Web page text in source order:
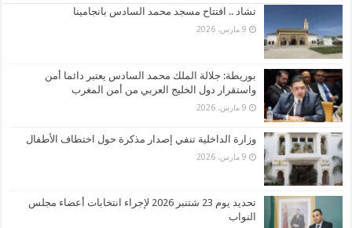
تشاد .. افتتاح مسجد محمد السادس بانجامينا
9 مارس، 2026
بوريطة: جلالة الملك محمد السادس يعتبر دائما أمن
واستقرار دول الخليج العربي من أمن المغرب
9 مارس، 2026
وزارة الداخلية تنفي إصدار مذكرة حول اختطاف الأطفال
9 مارس، 2026
تحديد يوم 23 شتنبر 2026 لإجراء انتخابات أعضاء مجلس
النواب